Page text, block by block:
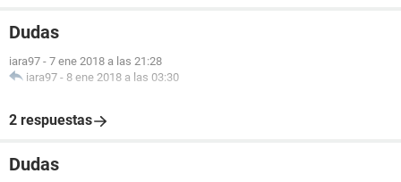
Dudas
iara97 - 7 ene 2018 a las 21:28
iara97 - 8 ene 2018 a las 03:30
2 respuestas
Dudas